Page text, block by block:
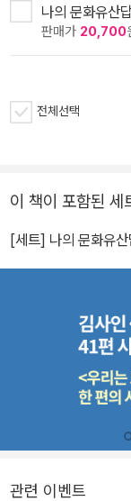
나의 문화유산
판매가 20,700
전체선택
이 책이 포함된 세
[세트] 나의 문화유
관련 이벤트